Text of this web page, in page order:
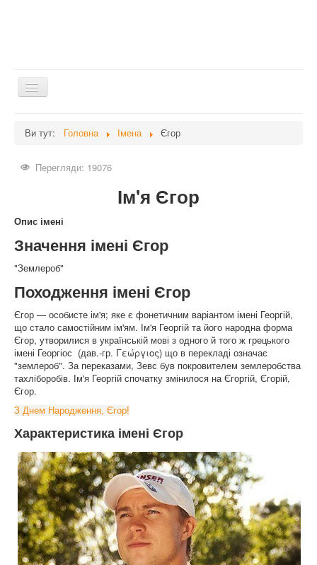
Перемикач
навігації
Здоров'я
Мати та дитина
Незвідане
Рецепти
Війна
Ви тут: Головна Імена Єгор
Перегляди: 19076
Ім'я Єгор
Опис імені
Значення імені Єгор
"Землероб"
Походження імені Єгор
Єгор — особисте ім'я; яке є фонетичним варіантом імені Георгій,
що стало самостійним ім'ям. Ім'я Георгій та його народна форма
Єгор, утворилися в українській мові з одного й того ж грецького
імені Георгіос (дав.-гр. Γεώργιος) що в перекладі означає
"землероб". За переказами, Зевс був покровителем землеробства
тахліборобів. Ім'я Георгій спочатку змінилося на Єгоргій, Єгорій,
Єгор.
З Днем Народження, Єгор!
Характеристика імені Єгор